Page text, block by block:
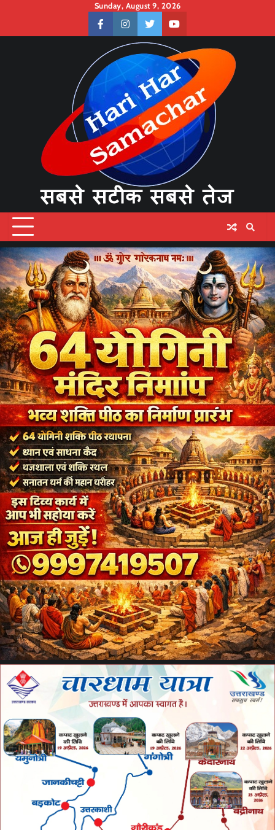
content
Sunday, August 9, 2026
facebookinstagramtwitteryoutube